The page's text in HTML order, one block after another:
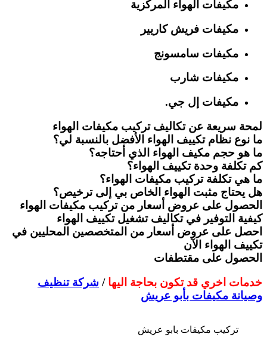
مكيفات الهواء المركزية
مكيفات فريش كاريير
مكيفات سامسونج
مكيفات شارب
مكيفات إل جي.
لمحة سريعة عن تكاليف تركيب مكيفات الهواء
ما نوع نظام تكييف الهواء الأفضل بالنسبة لي؟
ما هو حجم مكيف الهواء الذي أحتاجه؟
كم تكلفة وحدة تكييف الهواء؟
ما هي تكلفة تركيب مكيفات الهواء؟
هل يحتاج مثبت الهواء الخاص بي إلى ترخيص؟
الحصول على عروض أسعار من تركيب مكيفات الهواء
كيفية التوفير في تكاليف تشغيل تكييف الهواء
احصل على عروض أسعار من المتخصصين المحليين في
تكييف الهواء الآن
الحصول على مقتطفات
خدمات اخري قد تكون بحاجة اليها / شركة تنظيف
وصيانة مكيفات بأبو عريش
تركيب مكيفات بابو عريش